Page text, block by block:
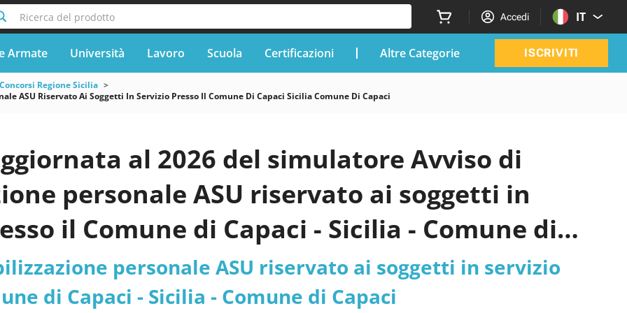
Ricerca del prodotto Accedi IT
Armate Università Lavoro Scuola Certificazioni Altre Categorie ISCRIVITI
Concorsi Regione Sicilia
ASU Riservato Ai Soggetti In Servizio Presso Il Comune Di Capaci Sicilia Comune Di Capaci
al 2026 del simulatore Avviso di
personale ASU riservato ai soggetti in
il Comune di Capaci - Sicilia - Comune di
personale ASU riservato ai soggetti in servizio
di Capaci - Sicilia - Comune di Capaci